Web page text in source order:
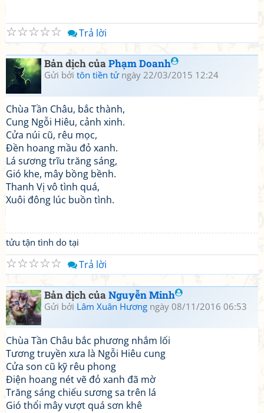
☆
☆
☆
☆
☆ Trả lời
Bản dịch củaPhạm Doanh
Gửi bởi tôn tiền tửngày 22/03/2015 12:24
Chùa Tần Châu, bắc thành,
Cung Ngỗi Hiêu, cảnh xinh.
Cửa núi cũ, rêu mọc,
Đền hoang mầu đỏ xanh.
Lá sương trĩu trăng sáng,
Gió khe, mây bồng bềnh.
Thanh Vị vô tình quá,
Xuôi đông lúc buồn tình.
tửu tận tình do tại
☆
☆
☆
☆
☆ Trả lời
Bản dịch củaNguyễn Minh
Gửi bởi Lâm Xuân Hương ngày 08/11/2016 06:53
Chùa Tần Châu bắc phương nhắm lối
Tương truyền xưa là Ngỗi Hiêu cung
Cửa son cũ kỹ rêu phong
Điện hoang nét vẽ đỏ xanh đã mờ
Trăng sáng chiếu sương sa trên lá
Gió thổi mây vượt quá sơn khê